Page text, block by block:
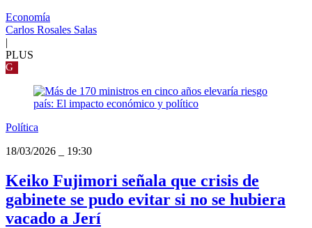
Economía
Carlos Rosales Salas
|
PLUS
G
Política
18/03/2026
19:30
Keiko Fujimori señala que crisis de
gabinete se pudo evitar si no se hubiera
vacado a Jerí